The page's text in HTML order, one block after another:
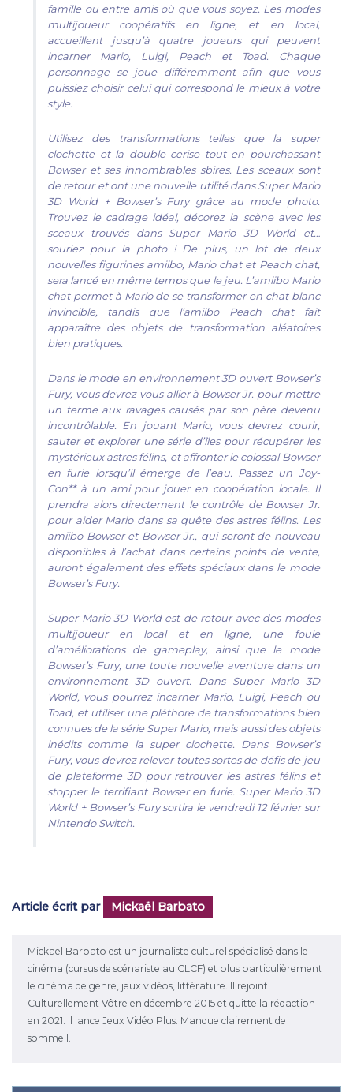
famille ou entre amis où que vous soyez. Les modes
multijoueur coopératifs en ligne, et en local,
accueillent jusqu’à quatre joueurs qui peuvent
incarner Mario, Luigi, Peach et Toad. Chaque
personnage se joue différemment afin que vous
puissiez choisir celui qui correspond le mieux à votre
style.
Utilisez des transformations telles que la super
clochette et la double cerise tout en pourchassant
Bowser et ses innombrables sbires. Les sceaux sont
de retour et ont une nouvelle utilité dans Super Mario
3D World + Bowser’s Fury grâce au mode photo.
Trouvez le cadrage idéal, décorez la scène avec les
sceaux trouvés dans Super Mario 3D World et…
souriez pour la photo ! De plus, un lot de deux
nouvelles figurines amiibo, Mario chat et Peach chat,
sera lancé en même temps que le jeu. L’amiibo Mario
chat permet à Mario de se transformer en chat blanc
invincible, tandis que l’amiibo Peach chat fait
apparaître des objets de transformation aléatoires
bien pratiques.
Dans le mode en environnement 3D ouvert Bowser’s
Fury, vous devrez vous allier à Bowser Jr. pour mettre
un terme aux ravages causés par son père devenu
incontrôlable. En jouant Mario, vous devrez courir,
sauter et explorer une série d’îles pour récupérer les
mystérieux astres félins, et affronter le colossal Bowser
en furie lorsqu’il émerge de l’eau. Passez un Joy-
Con** à un ami pour jouer en coopération locale. Il
prendra alors directement le contrôle de Bowser Jr.
pour aider Mario dans sa quête des astres félins. Les
amiibo Bowser et Bowser Jr., qui seront de nouveau
disponibles à l’achat dans certains points de vente,
auront également des effets spéciaux dans le mode
Bowser’s Fury.
Super Mario 3D World est de retour avec des modes
multijoueur en local et en ligne, une foule
d’améliorations de gameplay, ainsi que le mode
Bowser’s Fury, une toute nouvelle aventure dans un
environnement 3D ouvert. Dans Super Mario 3D
World, vous pourrez incarner Mario, Luigi, Peach ou
Toad, et utiliser une pléthore de transformations bien
connues de la série Super Mario, mais aussi des objets
inédits comme la super clochette. Dans Bowser’s
Fury, vous devrez relever toutes sortes de défis de jeu
de plateforme 3D pour retrouver les astres félins et
stopper le terrifiant Bowser en furie. Super Mario 3D
World + Bowser’s Fury sortira le vendredi 12 février sur
Nintendo Switch.
Article écrit par Mickaël Barbato
Mickaël Barbato est un journaliste culturel spécialisé dans le
cinéma (cursus de scénariste au CLCF) et plus particulièrement
le cinéma de genre, jeux vidéos, littérature. Il rejoint
Culturellement Vôtre en décembre 2015 et quitte la rédaction
en 2021. Il lance Jeux Vidéo Plus. Manque clairement de
sommeil.